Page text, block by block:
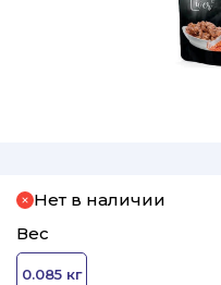
Нет в наличии
Вес
0.085 кг